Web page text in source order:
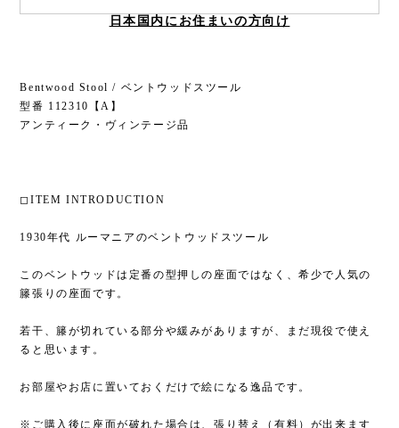
日本国内にお住まいの方向け
Bentwood Stool / ベントウッドスツール
型番 112310【A】
アンティーク・ヴィンテージ品
◻︎ITEM INTRODUCTION
1930年代 ルーマニアのベントウッドスツール
このベントウッドは定番の型押しの座面ではなく、希少で人気の
籐張りの座面です。
若干、籐が切れている部分や緩みがありますが、まだ現役で使え
ると思います。
お部屋やお店に置いておくだけで絵になる逸品です。
※ご購入後に座面が破れた場合は、張り替え（有料）が出来ます